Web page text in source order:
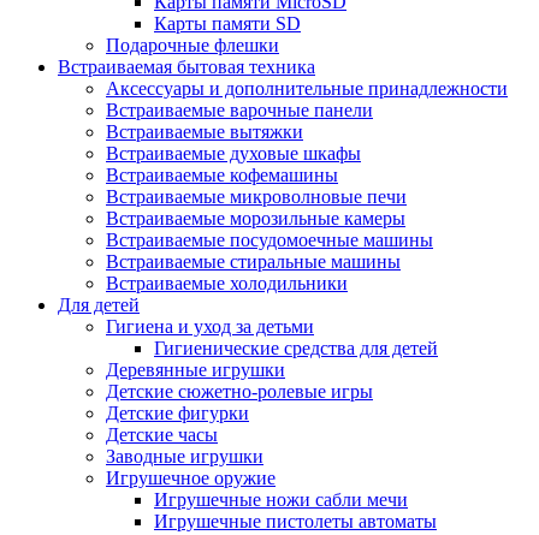
Карты памяти SD
Подарочные флешки
Встраиваемая бытовая техника
Аксессуары и дополнительные принадлежности
Встраиваемые варочные панели
Встраиваемые вытяжки
Встраиваемые духовые шкафы
Встраиваемые кофемашины
Встраиваемые микроволновые печи
Встраиваемые морозильные камеры
Встраиваемые посудомоечные машины
Встраиваемые стиральные машины
Встраиваемые холодильники
Для детей
Гигиена и уход за детьми
Гигиенические средства для детей
Деревянные игрушки
Детские сюжетно-ролевые игры
Детские фигурки
Детские часы
Заводные игрушки
Игрушечное оружие
Игрушечные ножи сабли мечи
Игрушечные пистолеты автоматы